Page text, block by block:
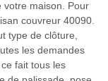
votre maison. Pour
couvreur 40090.
type de clôture,
les demandes
fait tous les